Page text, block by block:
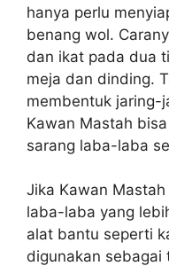
hanya perlu
benang wol.
dan ikat pada dua
meja dan dinding.
membentuk jaring-
Kawan Mastah
sarang laba-laba
Jika Kawan
laba-laba yang
alat bantu seperti
digunakan sebagai